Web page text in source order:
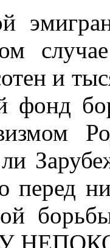
и
фонд
ли
перед